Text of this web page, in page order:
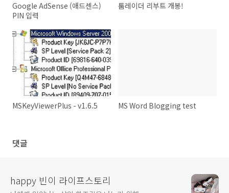
Google AdSense (애드센스)
PIN 입력
툼레이더 리부트 개봉!
MSKeyViewerPlus - v1.6.5 MS Word Blogging test
댓글
happy 빈이 라이프스토리